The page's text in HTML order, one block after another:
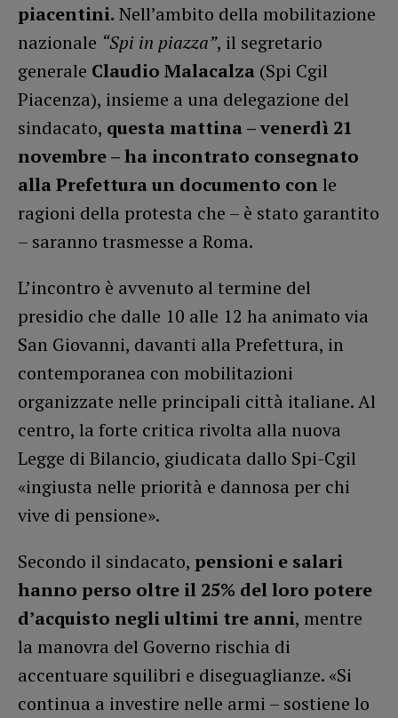
piacentini. Nell’ambito della mobilitazione
nazionale “Spi in piazza”, il segretario
generale Claudio Malacalza (Spi Cgil
Piacenza), insieme a una delegazione del
sindacato, questa mattina – venerdì 21
novembre – ha incontrato consegnato
alla Prefettura un documento conle
ragioni della protesta che – è stato garantito
– saranno trasmesse a Roma.
L’incontro è avvenuto al termine del
presidio che dalle 10 alle 12 ha animato via
San Giovanni, davanti alla Prefettura, in
contemporanea con mobilitazioni
organizzate nelle principali città italiane. Al
centro, la forte critica rivolta alla nuova
Legge di Bilancio, giudicata dallo Spi-Cgil
«ingiusta nelle priorità e dannosa per chi
vive di pensione».
Secondo il sindacato, pensioni e salari
hanno perso oltre il 25% del loro potere
d’acquisto negli ultimi tre anni, mentre
la manovra del Governo rischia di
accentuare squilibri e diseguaglianze. «Si
continua a investire nelle armi – sostiene lo